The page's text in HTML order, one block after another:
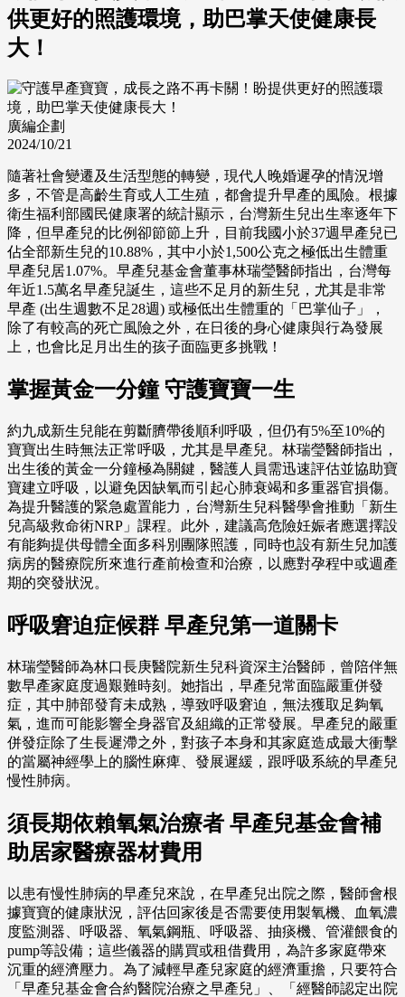
供更好的照護環境，助巴掌天使健康長
大！
廣編企劃
2024/10/21
隨著社會變遷及生活型態的轉變，現代人晚婚遲孕的情況增
多，不管是高齡生育或人工生殖，都會提升早產的風險。根據
衛生福利部國民健康署的統計顯示，台灣新生兒出生率逐年下
降，但早產兒的比例卻節節上升，目前我國小於37週早產兒已
佔全部新生兒的10.88%，其中小於1,500公克之極低出生體重
早產兒居1.07%。早產兒基金會董事林瑞瑩醫師指出，台灣每
年近1.5萬名早產兒誕生，這些不足月的新生兒，尤其是非常
早產 (出生週數不足28週) 或極低出生體重的「巴掌仙子」，
除了有較高的死亡風險之外，在日後的身心健康與行為發展
上，也會比足月出生的孩子面臨更多挑戰！
掌握黃金一分鐘 守護寶寶一生
約九成新生兒能在剪斷臍帶後順利呼吸，但仍有5%至10%的
寶寶出生時無法正常呼吸，尤其是早產兒。林瑞瑩醫師指出，
出生後的黃金一分鐘極為關鍵，醫護人員需迅速評估並協助寶
寶建立呼吸，以避免因缺氧而引起心肺衰竭和多重器官損傷。
為提升醫護的緊急處置能力，台灣新生兒科醫學會推動「新生
兒高級救命術NRP」課程。此外，建議高危險妊娠者應選擇設
有能夠提供母體全面多科別團隊照護，同時也設有新生兒加護
病房的醫療院所來進行產前檢查和治療，以應對孕程中或週產
期的突發狀況。
呼吸窘迫症候群 早產兒第一道關卡
林瑞瑩醫師為林口長庚醫院新生兒科資深主治醫師，曾陪伴無
數早產家庭度過艱難時刻。她指出，早產兒常面臨嚴重併發
症，其中肺部發育未成熟，導致呼吸窘迫，無法獲取足夠氧
氣，進而可能影響全身器官及組織的正常發展。早產兒的嚴重
併發症除了生長遲滯之外，對孩子本身和其家庭造成最大衝擊
的當屬神經學上的腦性麻痺、發展遲緩，跟呼吸系統的早產兒
慢性肺病。
須長期依賴氧氣治療者 早產兒基金會補
助居家醫療器材費用
以患有慢性肺病的早產兒來說，在早產兒出院之際，醫師會根
據寶寶的健康狀況，評估回家後是否需要使用製氧機、血氧濃
度監測器、呼吸器、氧氣鋼瓶、呼吸器、抽痰機、管灌餵食的
pump等設備；這些儀器的購買或租借費用，為許多家庭帶來
沉重的經濟壓力。為了減輕早產兒家庭的經濟重擔，只要符合
「早產兒基金會合約醫院治療之早產兒」、「經醫師認定出院